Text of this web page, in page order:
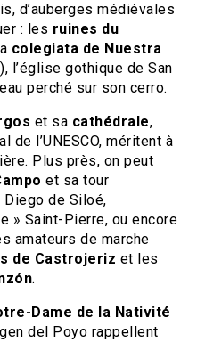
d’auberges médiévales
: les ruines du
colegiata de Nuestra
l’église gothique de San
perché sur son cerro.
et sa cathédrale,
de l’UNESCO, méritent à
Plus près, on peut
et sa tour
de Siloé,
» Saint-Pierre, ou encore
amateurs de marche
de Castrojeriz et les
.
Dame de la Nativité
del Poyo rappellent